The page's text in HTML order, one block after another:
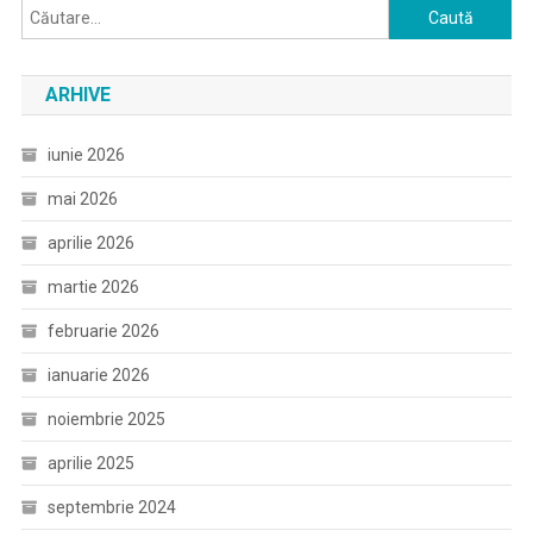
Caută
după:
ARHIVE
iunie 2026
mai 2026
aprilie 2026
martie 2026
februarie 2026
ianuarie 2026
noiembrie 2025
aprilie 2025
septembrie 2024